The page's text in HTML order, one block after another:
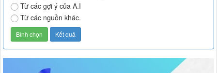
Từ các gợi ý của A.I
Từ các nguồn khác.